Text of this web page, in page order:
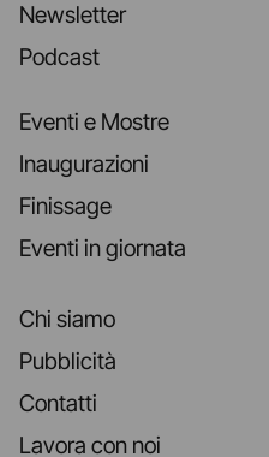
Newsletter
Podcast
Eventi e Mostre
Inaugurazioni
Finissage
Eventi in giornata
Chi siamo
Pubblicità
Contatti
Lavora con noi